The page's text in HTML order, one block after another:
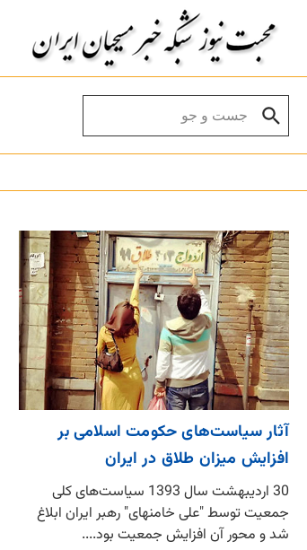
آثار سیاست‌های حکومت اسلامی بر
افزایش میزان طلاق در ایران
30 اردیبهشت سال 1393 سیاست‌های کلی
جمعیت توسط "علی خامنه‎ای" رهبر ایران ابلاغ
شد و محور آن افزایش جمعیت بود....